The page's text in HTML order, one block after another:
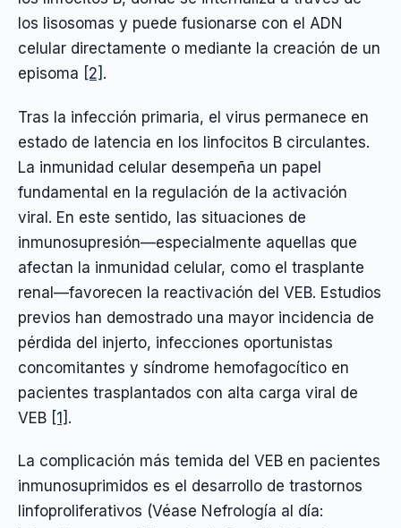
los lisosomas y puede fusionarse con el ADN
celular directamente o mediante la creación de un
episoma [2] .
Tras la infección primaria, el virus permanece en
estado de latencia en los linfocitos B circulantes.
La inmunidad celular desempeña un papel
fundamental en la regulación de la activación
viral. En este sentido, las situaciones de
inmunosupresión—especialmente aquellas que
afectan la inmunidad celular, como el trasplante
renal—favorecen la reactivación del VEB. Estudios
previos han demostrado una mayor incidencia de
pérdida del injerto, infecciones oportunistas
concomitantes y síndrome hemofagocítico en
pacientes trasplantados con alta carga viral de
VEB [1] .
La complicación más temida del VEB en pacientes
inmunosuprimidos es el desarrollo de trastornos
linfoproliferativos (Véase Nefrología al día: